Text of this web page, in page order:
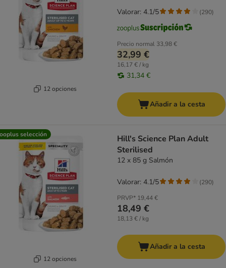
12 opciones
Precio normal 33,98 €
32,99 €
16,17 € / kg
31,34 €
Valorar: 4.1/5 (290)
Añadir a la cesta
selección
12 opciones
Hill's Science Plan Adult
Sterilised
12 x 85 g Salmón
PRVP* 19,44 €
18,49 €
18,13 € / kg
Valorar: 4.1/5 (290)
Añadir a la cesta